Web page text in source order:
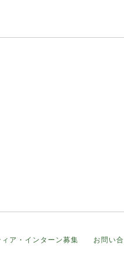
ィア・インターン募集 お問い